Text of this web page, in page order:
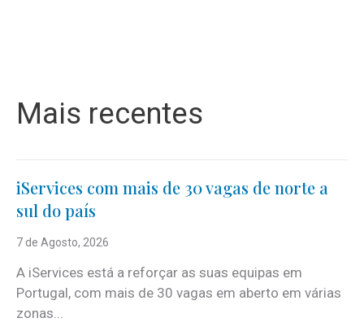
Mais recentes
iServices com mais de 30 vagas de norte a
sul do país
7 de Agosto, 2026
A iServices está a reforçar as suas equipas em
Portugal, com mais de 30 vagas em aberto em várias
zonas...